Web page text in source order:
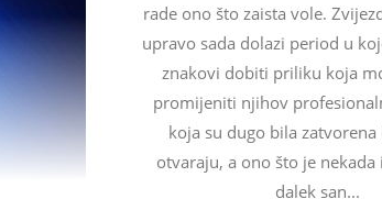
rade ono što zaista vole.
upravo sada dolazi period u
znakovi dobiti priliku koja
promijeniti njihov
koja su dugo bila zatvorena
otvaraju, a ono što je nekada
dalek san...